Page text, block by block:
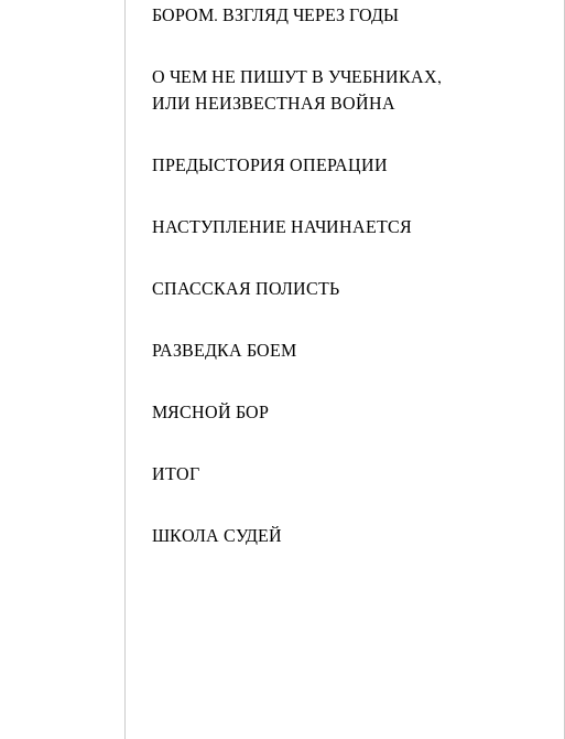
БОРОМ. ВЗГЛЯД ЧЕРЕЗ ГОДЫ
О ЧЕМ НЕ ПИШУТ В УЧЕБНИКАХ,
ИЛИ НЕИЗВЕСТНАЯ ВОЙНА
ПРЕДЫСТОРИЯ ОПЕРАЦИИ
НАСТУПЛЕНИЕ НАЧИНАЕТСЯ
СПАССКАЯ ПОЛИСТЬ
РАЗВЕДКА БОЕМ
МЯСНОЙ БОР
ИТОГ
ШКОЛА СУДЕЙ